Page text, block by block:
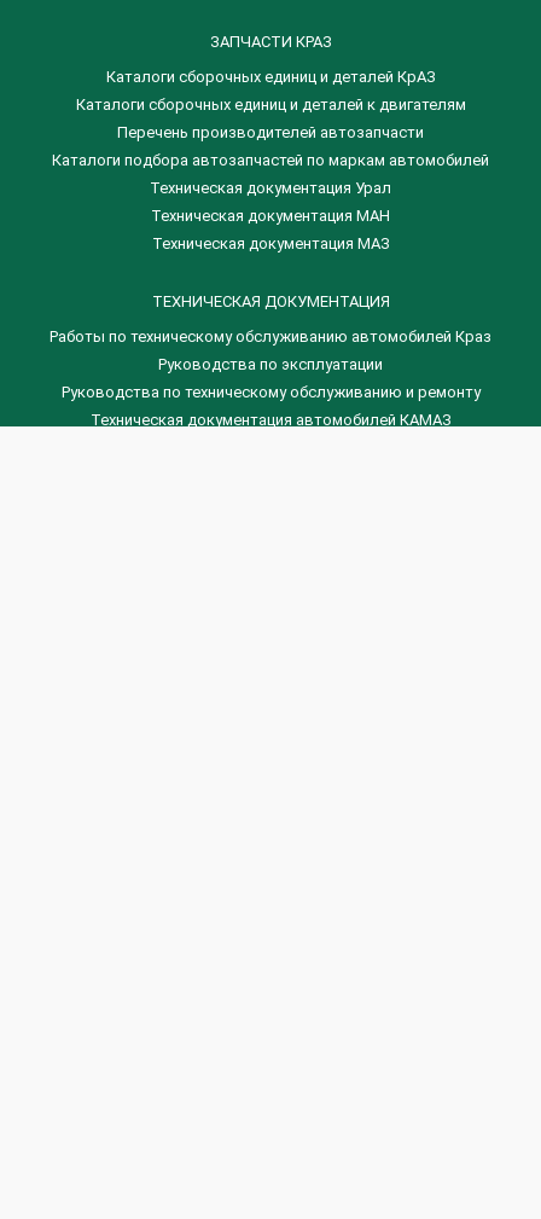
ЗАПЧАСТИ КРАЗ
Каталоги сборочных единиц и деталей КрАЗ
​Каталоги сборочных единиц и деталей к двигателям
Перечень производителей автозапчасти
Каталоги подбора автозапчастей по маркам автомобилей
Техническая документация Урал
Техническая документация МАН
Техническая документация МАЗ
ТЕХНИЧЕСКАЯ ДОКУМЕНТАЦИЯ
Работы по техническому обслуживанию автомобилей Краз
Руководства по эксплуатации
Руководства по техническому обслуживанию и ремонту
Техническая документация автомобилей КАМАЗ